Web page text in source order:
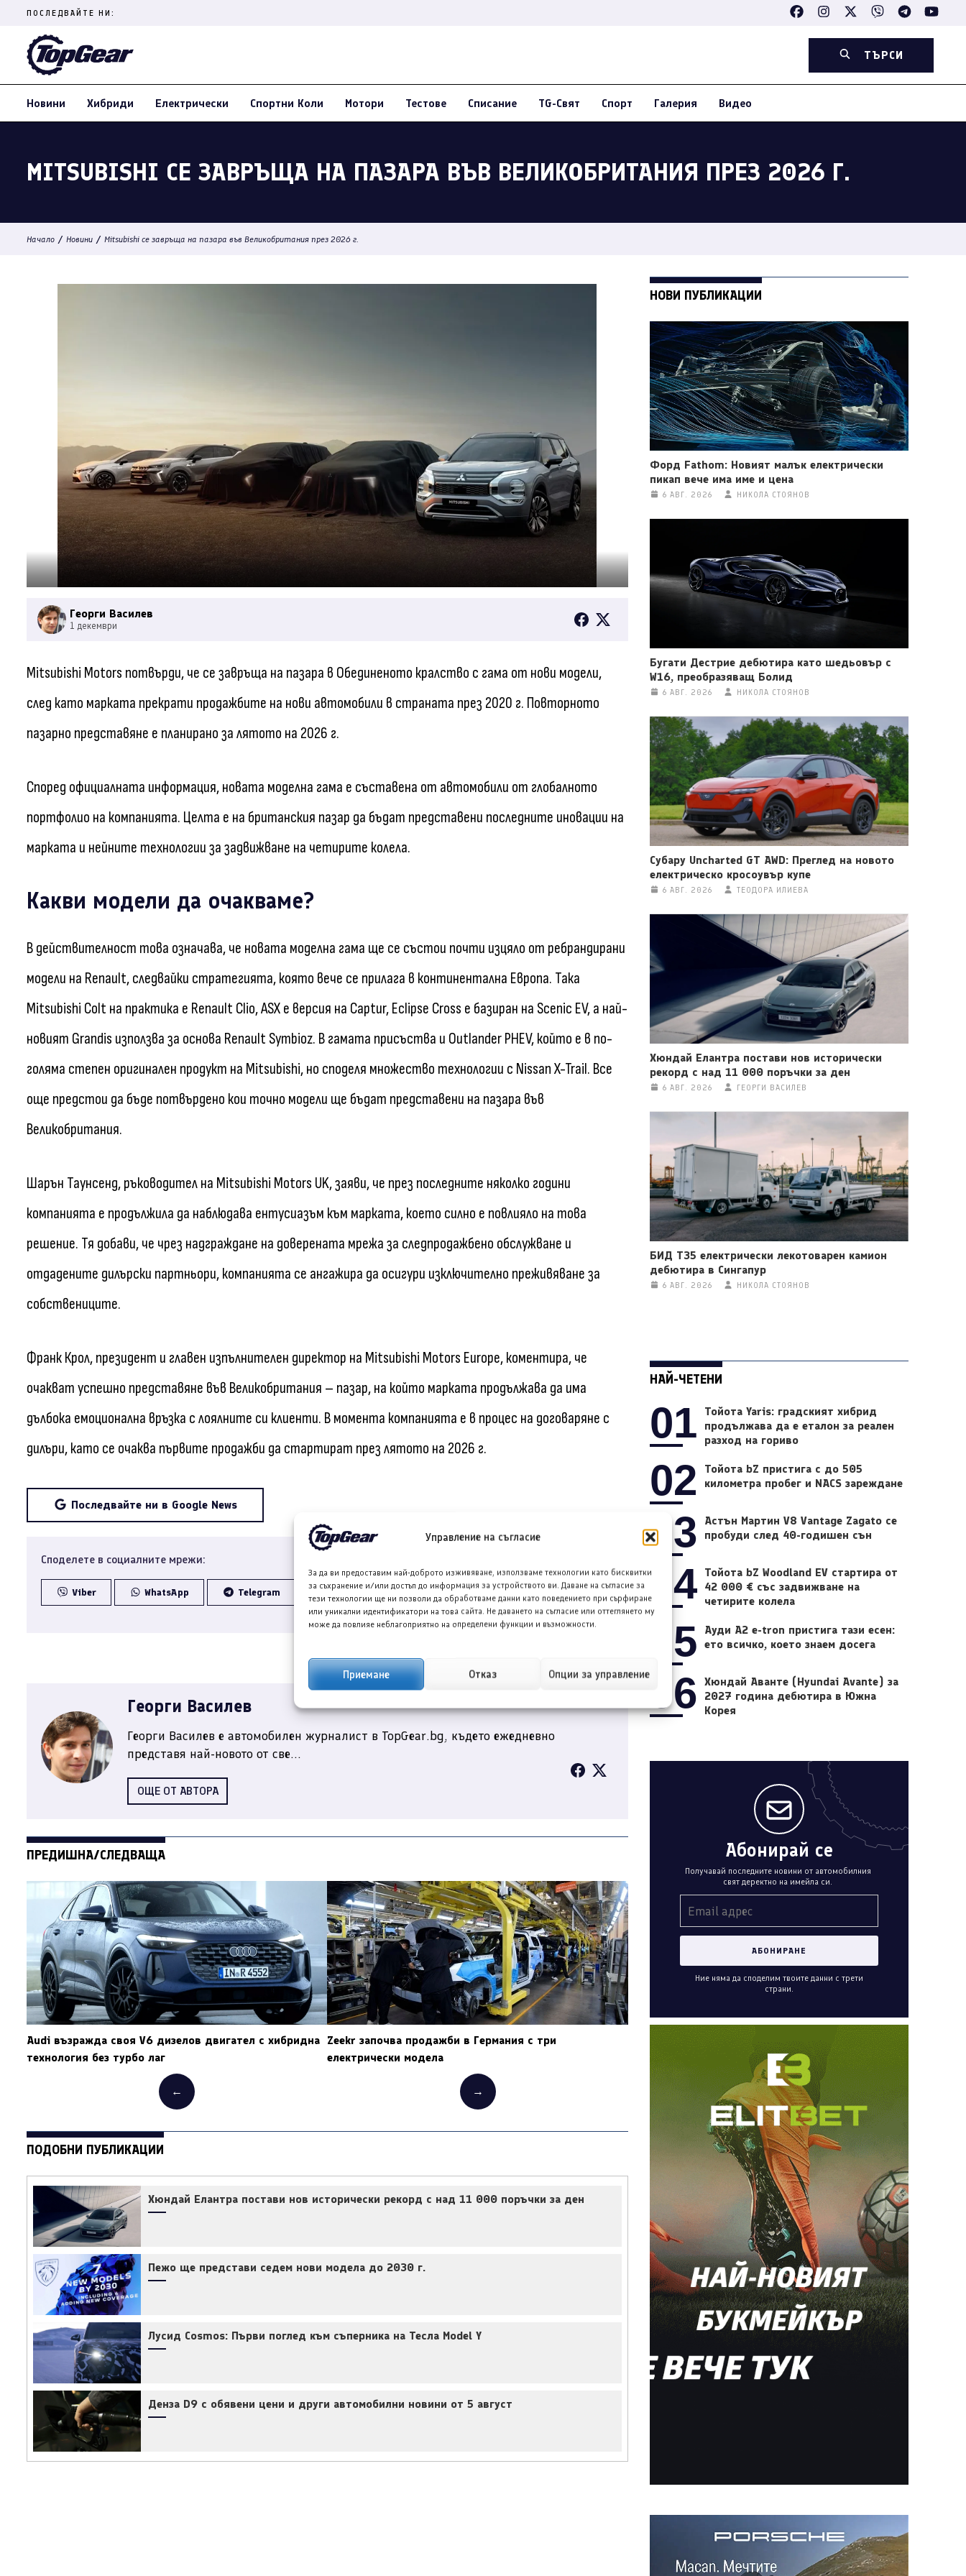
Управление на съгласие
За да ви предоставим най-доброто изживяване, използваме технологии като бисквитки
за съхранение и/или достъп до информация за устройството ви. Даване на съгласие за
тези технологии ще ни позволи да обработваме данни като поведението при сърфиране
или уникални идентификатори на това сайта. Не даването на съгласие или оттеглянето му
може да повлияе неблагоприятно на определени функции и възможности.
Приемане Отказ Опции за управление
content
(Press
ПОСЛЕДВАЙТЕ НИ:
ТЪРСИ
Новини Хибриди Електрически Спортни Коли Мотори Тестове Списание TG-Свят Спорт Галерия Видео
MITSUBISHI СЕ ЗАВРЪЩА НА ПАЗАРА ВЪВ ВЕЛИКОБРИТАНИЯ ПРЕЗ 2026 Г.
Начало / Новини / Mitsubishi се завръща на пазара във Великобритания през 2026 г.
Георги Василев
1 декември
Mitsubishi Motors потвърди, че се завръща на пазара в Обединеното кралство с гама от нови модели,
след като марката прекрати продажбите на нови автомобили в страната през 2020 г. Повторното
пазарно представяне е планирано за лятото на 2026 г.
Според официалната информация, новата моделна гама е съставена от автомобили от глобалното
портфолио на компанията. Целта е на британския пазар да бъдат представени последните иновации на
марката и нейните технологии за задвижване на четирите колела.
Какви модели да очакваме?
В действителност това означава, че новата моделна гама ще се състои почти изцяло от ребрандирани
модели на Renault, следвайки стратегията, която вече се прилага в континентална Европа. Така
Mitsubishi Colt на практика е Renault Clio, ASX е версия на Captur, Eclipse Cross е базиран на Scenic EV, а най-
новият Grandis използва за основа Renault Symbioz. В гамата присъства и Outlander PHEV, който е в по-
голяма степен оригинален продукт на Mitsubishi, но споделя множество технологии с Nissan X-Trail. Все
още предстои да бъде потвърдено кои точно модели ще бъдат представени на пазара във
Великобритания.
Шарън Таунсенд, ръководител на Mitsubishi Motors UK, заяви, че през последните няколко години
компанията е продължила да наблюдава ентусиазъм към марката, което силно е повлияло на това
решение. Тя добави, че чрез надграждане на доверената мрежа за следпродажбено обслужване и
отдадените дилърски партньори, компанията се ангажира да осигури изключително преживяване за
собствениците.
Франк Крол, президент и главен изпълнителен директор на Mitsubishi Motors Europe, коментира, че
очакват успешно представяне във Великобритания – пазар, на който марката продължава да има
дълбока емоционална връзка с лоялните си клиенти. В момента компанията е в процес на договаряне с
дилъри, като се очаква първите продажби да стартират през лятото на 2026 г.
Последвайте ни в Google News
Споделете в социалните мрежи:
Viber WhatsApp Telegram Facebook
Георги Василев
Георги Василев е автомобилен журналист в TopGear.bg, където ежедневно
представя най-новото от све...
ОЩЕ ОТ АВТОРА
ПРЕДИШНА/СЛЕДВАЩА
Audi възражда своя V6 дизелов двигател с хибридна
технология без турбо лаг
←
Zeekr започва продажби в Германия с три
електрически модела
→
ПОДОБНИ ПУБЛИКАЦИИ
Хюндай Елантра постави нов исторически рекорд с над 11 000 поръчки за ден
Пежо ще представи седем нови модела до 2030 г.
Лусид Cosmos: Първи поглед към съперника на Тесла Model Y
Денза D9 с обявени цени и други автомобилни новини от 5 август
НОВИ ПУБЛИКАЦИИ
Форд Fathom: Новият малък електрически
пикап вече има име и цена
6 АВГ. 2026 НИКОЛА СТОЯНОВ
Бугати Дестрие дебютира като шедьовър с
W16, преобразяващ Болид
6 АВГ. 2026 НИКОЛА СТОЯНОВ
Субару Uncharted GT AWD: Преглед на новото
електрическо кросоувър купе
6 АВГ. 2026 ТЕОДОРА ИЛИЕВА
Хюндай Елантра постави нов исторически
рекорд с над 11 000 поръчки за ден
6 АВГ. 2026 ГЕОРГИ ВАСИЛЕВ
БИД T35 електрически лекотоварен камион
дебютира в Сингапур
6 АВГ. 2026 НИКОЛА СТОЯНОВ
НАЙ-ЧЕТЕНИ
01
Тойота Yaris: градският хибрид
продължава да е еталон за реален
разход на гориво
02
Тойота bZ пристига с до 505
километра пробег и NACS зареждане
03
Астън Мартин V8 Vantage Zagato се
пробуди след 40-годишен сън
04 Тойота bZ Woodland EV стартира от
42 000 € със задвижване на
четирите колела
05
Ауди A2 e-tron пристига тази есен:
ето всичко, което знаем досега
06 Хюндай Аванте (Hyundai Avante) за
2027 година дебютира в Южна
Корея
Абонирай се
Получавай последните новини от автомобилния
свят деректно на имейла си.
Ние няма да споделим твоите данни с трети
страни.